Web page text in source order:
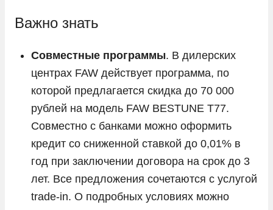
Volvo
Vortex
Voyah
ГАЗ
Москвич
УАЗ
Важно знать
Совместные программы. В дилерских
центрах FAW действует программа, по
которой предлагается скидка до 70 000
рублей на модель FAW BESTUNE T77.
Совместно с банками можно оформить
кредит со сниженной ставкой до 0,01% в
год при заключении договора на срок до 3
лет. Все предложения сочетаются с услугой
trade-in. О подробных условиях можно